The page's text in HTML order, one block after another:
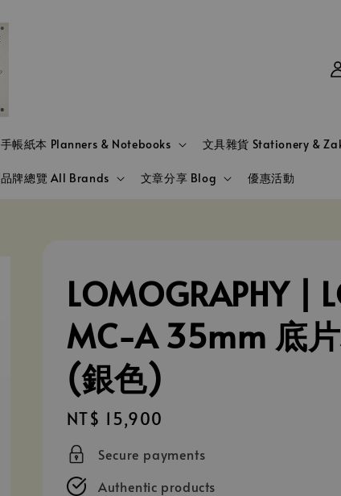
手帳紙本 Planners & Notebooks 文具雜貨 Stationery &
品牌總覽 All Brands 文章分享 Blog 優惠活動
LOMOGRAPHY |
MC-A 35mm 底
(銀色)
Regular
price
NT$ 15,900
Secure payments
Authentic products